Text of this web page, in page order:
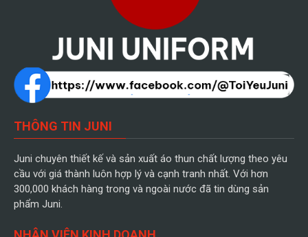
THÔNG TIN JUNI
Juni chuyên thiết kế và sản xuất áo thun chất lượng theo yêu
cầu với giá thành luôn hợp lý và cạnh tranh nhất. Với hơn
300,000 khách hàng trong và ngoài nước đã tin dùng sản
phẩm Juni.